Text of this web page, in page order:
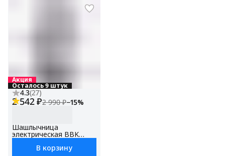
Акция
Осталось 9 штук
4.3(27)
2 542 ₽2 990 ₽−15%
Шашлычница
электрическая BBK
сталь/черный,
В корзину